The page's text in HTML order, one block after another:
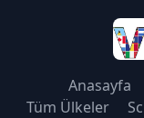
Anasayfa
Tüm Ülkeler